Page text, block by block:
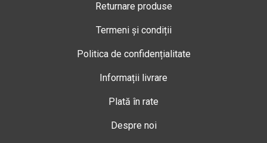
Returnare produse
Termeni și condiții
Politica de confidențialitate
Informații livrare
Plată în rate
Despre noi